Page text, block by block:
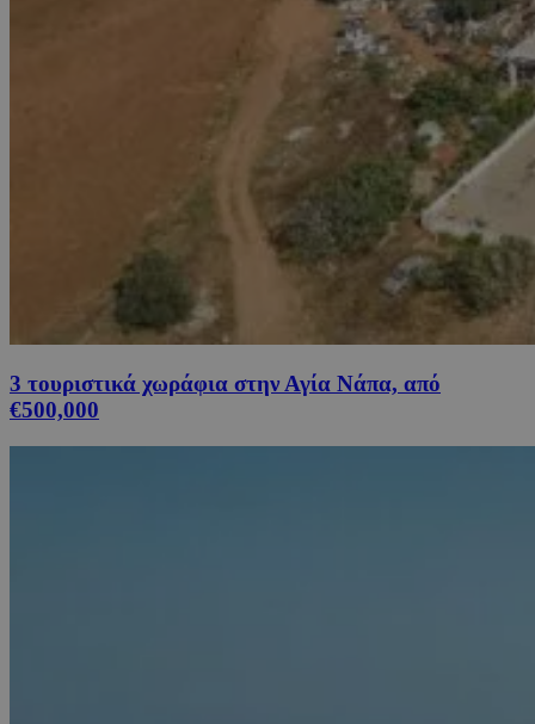
3 τουριστικά χωράφια στην Αγία Νάπα, από
€500,000